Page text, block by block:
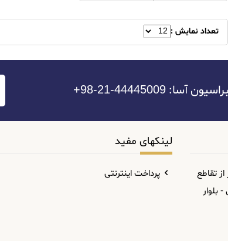
تعداد نمایش :
21-98+
تقاطع
بلوار
لینکهای مفید
پرداخت اینترنتی